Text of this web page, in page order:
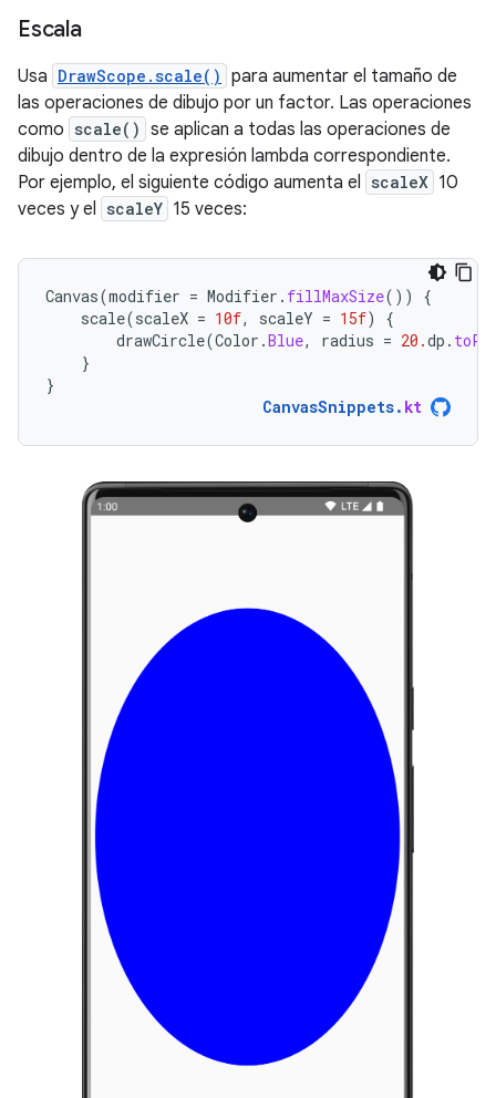
Escala
Usa DrawScope.scale() para aumentar el tamaño de
las operaciones de dibujo por un factor. Las operaciones
como scale() se aplican a todas las operaciones de
dibujo dentro de la expresión lambda correspondiente.
Por ejemplo, el siguiente código aumenta el scaleX 10
veces y el scaleY 15 veces:
Canvas(modifier = Modifier . fillMaxSize())
{
scale(scaleX = 10f, scaleY = 15f)
{
drawCircle(Color .Blue, radius = 20.dp . toPx
}
}
CanvasSnippets. kt